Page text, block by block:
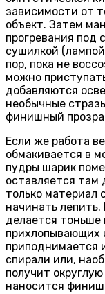
зависимости от
объект. Затем
прогревания под
сушилкой
пор, пока не
можно
добавляются
необычные
финишный
Если же работа
обмакивается в
пудры шарик
оставляется там
только
начинать
делается
приподнимается
спирали или,
получит
наносится